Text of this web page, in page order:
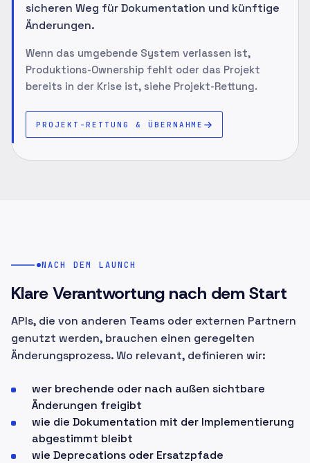
sicheren Weg für Dokumentation und künftige
Änderungen.
Wenn das umgebende System verlassen ist,
Produktions-Ownership fehlt oder das Projekt
bereits in der Krise ist, siehe Projekt-Rettung.
PROJEKT-RETTUNG & ÜBERNAHME
NACH DEM LAUNCH
Klare Verantwortung nach dem Start
APIs, die von anderen Teams oder externen Partnern
genutzt werden, brauchen einen geregelten
Änderungsprozess. Wo relevant, definieren wir:
wer brechende oder nach außen sichtbare
Änderungen freigibt
wie die Dokumentation mit der Implementierung
abgestimmt bleibt
wie Deprecations oder Ersatzpfade